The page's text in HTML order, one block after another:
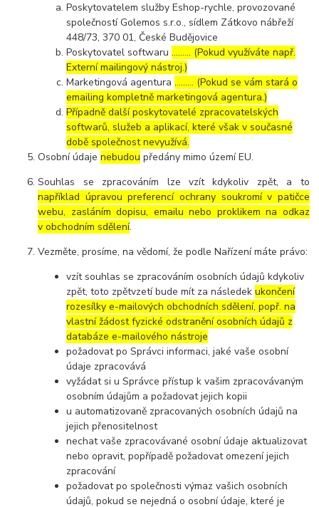
Poskytovatelem služby Eshop-rychle, provozované
společností Golemos s.r.o., sídlem Zátkovo nábřeží
448/73, 370 01, České Budějovice
Poskytovatel softwaru……… (Pokud využíváte např.
Externí mailingový nástroj.)
Marketingová agentura……… (Pokud se vám stará o
emailing kompletně marketingová agentura.)
Případně další poskytovatelé zpracovatelských
softwarů, služeb a aplikací, které však v současné
době společnost nevyužívá.
Osobní údajenebudou předány mimo území EU.
Souhlas se zpracováním lze vzít kdykoliv zpět, a to
například úpravou preferencí ochrany soukromí v patičce
webu, zasláním dopisu, emailu nebo proklikem na odkaz
v obchodním sdělení.
Vezměte, prosíme, na vědomí, že podle Nařízení máte právo:
vzít souhlas se zpracováním osobních údajů kdykoliv
zpět, toto zpětvzetí bude mít za následekukončení
rozesílky e-mailových obchodních sdělení, popř. na
vlastní žádost fyzické odstranění osobních údajů z
databáze e-mailového nástroje
požadovat po Správci informaci, jaké vaše osobní
údaje zpracovává
vyžádat si u Správce přístup k vašim zpracovávaným
osobním údajům a požadovat jejich kopii
u automatizovaně zpracovaných osobních údajů na
jejich přenositelnost
nechat vaše zpracovávané osobní údaje aktualizovat
nebo opravit, popřípadě požadovat omezení jejich
zpracování
požadovat po společnosti výmaz vašich osobních
údajů, pokud se nejedná o osobní údaje, které je